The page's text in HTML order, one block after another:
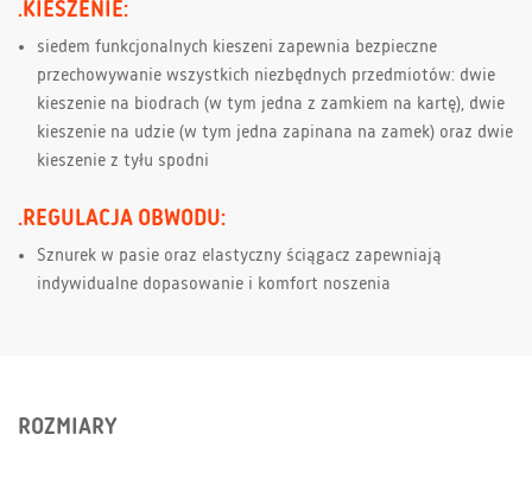
.KIESZENIE:
siedem funkcjonalnych kieszeni zapewnia bezpieczne
przechowywanie wszystkich niezbędnych przedmiotów: dwie
kieszenie na biodrach (w tym jedna z zamkiem na kartę), dwie
kieszenie na udzie (w tym jedna zapinana na zamek) oraz dwie
kieszenie z tyłu spodni
.REGULACJA OBWODU:
Sznurek w pasie oraz elastyczny ściągacz zapewniają
indywidualne dopasowanie i komfort noszenia
ROZMIARY